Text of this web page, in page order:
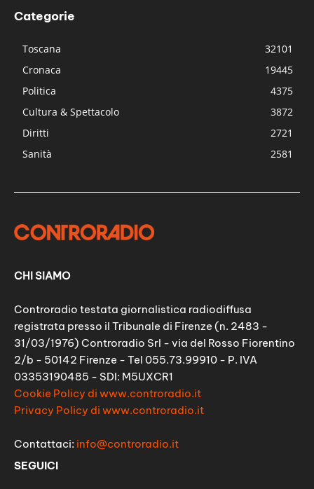
Categorie
Toscana
32101
Cronaca
19445
Politica
4375
Cultura & Spettacolo
3872
Diritti
2721
Sanità
2581
CHI SIAMO
Controradio testata giornalistica radiodiffusa
registrata presso il Tribunale di Firenze (n. 2483 -
31/03/1976) Controradio Srl - via del Rosso Fiorentino
2/b - 50142 Firenze - Tel 055.73.99910 - P. IVA
03353190485 - SDI: M5UXCR1
Cookie Policy di www.controradio.it
Privacy Policy di www.controradio.it
Contattaci: info@controradio.it
SEGUICI